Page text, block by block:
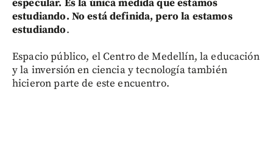
especular. Es la única medida que estamos
estudiando. No está definida, pero la estamos
estudiando.
Espacio público, el Centro de Medellín, la educación
y la inversión en ciencia y tecnología también
hicieron parte de este encuentro.